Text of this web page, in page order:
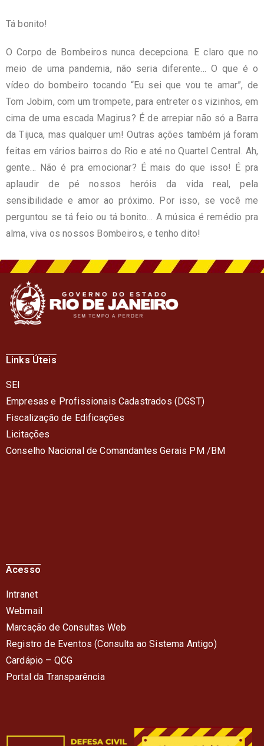
Tá bonito!
O Corpo de Bombeiros nunca decepciona. E claro que no
meio de uma pandemia, não seria diferente… O que é o
vídeo do bombeiro tocando “Eu sei que vou te amar”, de
Tom Jobim, com um trompete, para entreter os vizinhos, em
cima de uma escada Magirus? É de arrepiar não só a Barra
da Tijuca, mas qualquer um! Outras ações também já foram
feitas em vários bairros do Rio e até no Quartel Central. Ah,
gente… Não é pra emocionar? É mais do que isso! É pra
aplaudir de pé nossos heróis da vida real, pela
sensibilidade e amor ao próximo. Por isso, se você me
perguntou se tá feio ou tá bonito… A música é remédio pra
alma, viva os nossos Bombeiros, e tenho dito!
Links Úteis
SEI
Empresas e Profissionais Cadastrados (DGST)
Fiscalização de Edificações
Licitações
Conselho Nacional de Comandantes Gerais PM /BM
Acesso
Intranet
Webmail
Marcação de Consultas Web
Registro de Eventos (Consulta ao Sistema Antigo)
Cardápio – QCG
Portal da Transparência